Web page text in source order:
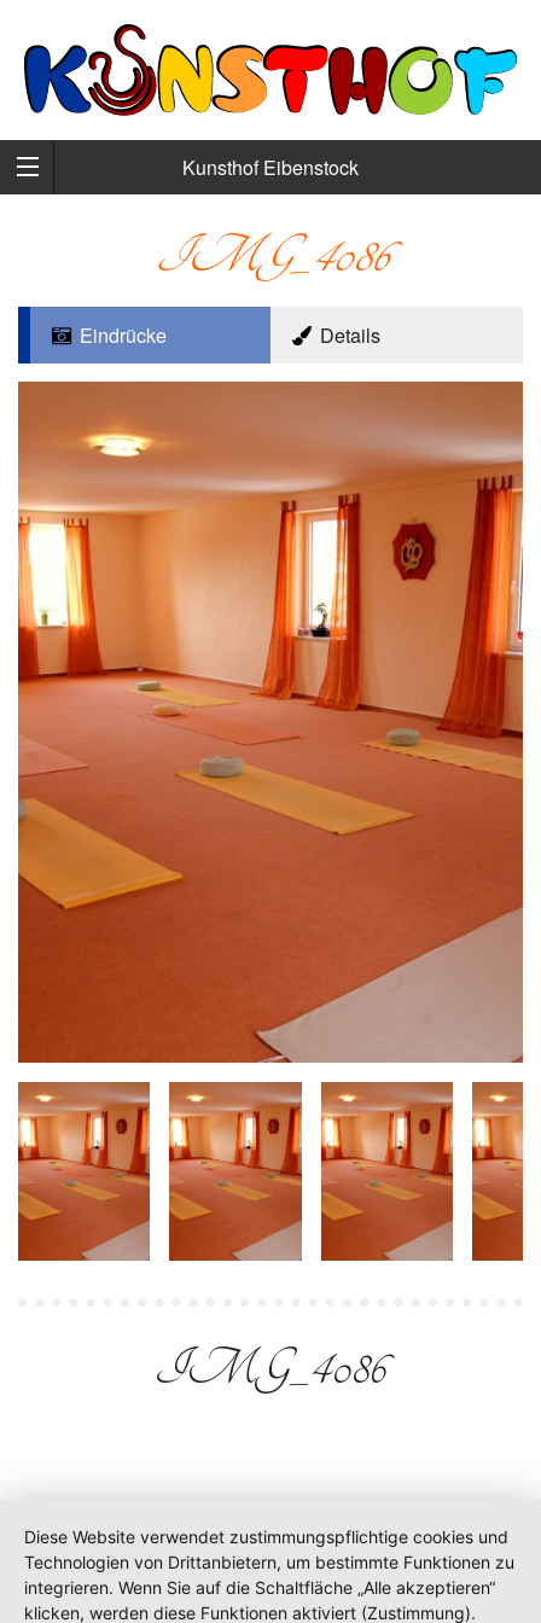
Kunsthof Eibenstock
IMG_4086
Eindrücke Details
IMG_4086
Diese Website verwendet zustimmungspflichtige cookies und
Technologien von Drittanbietern, um bestimmte Funktionen zu
integrieren. Wenn Sie auf die Schaltfläche „Alle akzeptieren“
klicken, werden diese Funktionen aktiviert (Zustimmung).